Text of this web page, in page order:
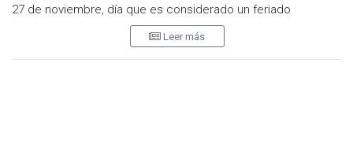
27 de noviembre, día que es considerado un feriado
importante en Estados Unidos, suele atraer a muchos
visitantes que vienen a visitar a sus familiares en Tijuana.
Aunque reconoció que es difícil estimar con precisión el
Leer más